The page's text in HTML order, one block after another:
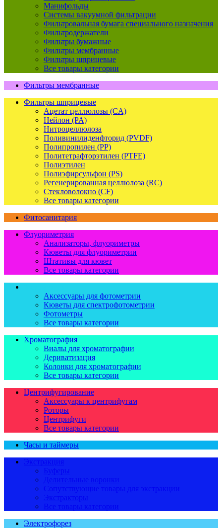
Манифольды
Системы вакуумной фильтрации
Фильтровальная бумага специального назначения
Фильтродержатели
Фильтры бумажные
Фильтры мембранные
Фильтры шприцевые
Все товары категории
Фильтры мембранные
Фильтры шприцевые
Ацетат целлюлозы (CA)
Нейлон (PA)
Нитроцеллюлоза
Поливинилиденфторид (PVDF)
Полипропилен (PP)
Политетрафторэтилен (PTFE)
Полиэтилен
Полиэфирсульфон (PS)
Регенерированная целлюлоза (RC)
Стекловолокно (CF)
Все товары категории
Фитосанитария
Флуориметрия
Анализаторы, флуориметры
Кюветы для флуориметрии
Штативы для кювет
Все товары категории
Аксессуары для фотометрии
Кюветы для спектрофотометрии
Фотометры
Все товары категории
Хроматография
Виалы для хроматографии
Дериватизация
Колонки для хроматографии
Все товары категории
Центрифугирование
Аксессуары к центрифугам
Роторы
Центрифуги
Все товары категории
Часы и таймеры
Экстракция
Буферы
Делительные воронки
Сопутствующие товары для экстракции
Экстракторы
Все товары категории
Электрофорез